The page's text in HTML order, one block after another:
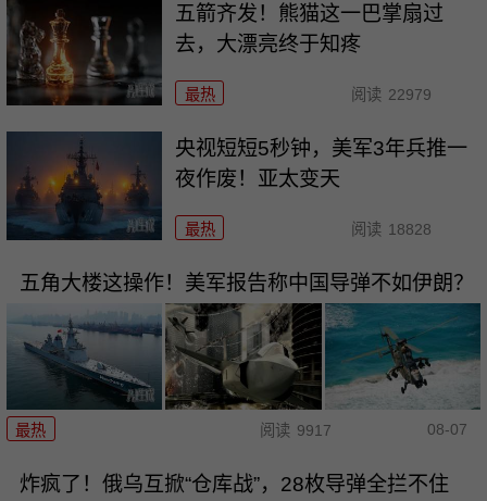
五箭齐发！熊猫这一巴掌扇过
去，大漂亮终于知疼
最热 阅读 22979
央视短短5秒钟，美军3年兵推一
夜作废！亚太变天
最热 阅读 18828
五角大楼这操作！美军报告称中国导弹不如伊朗？
最热 阅读 9917 08-07
炸疯了！俄乌互掀“仓库战”，28枚导弹全拦不住